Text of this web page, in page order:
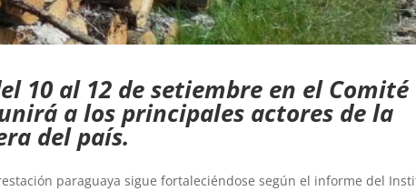
10 al 12 de setiembre en el Comité
a los principales actores de la
del país.
paraguaya sigue fortaleciéndose según el informe del